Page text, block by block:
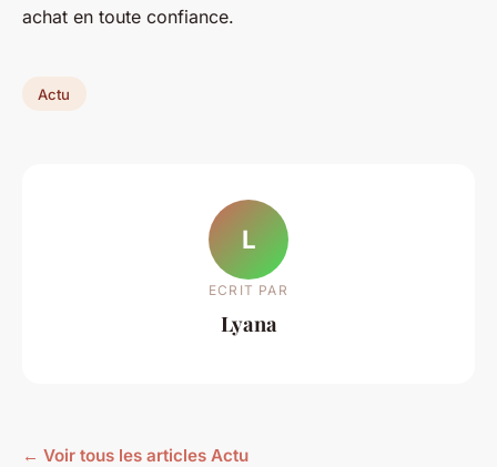
achat en toute confiance.
Actu
L
ECRIT PAR
Lyana
← Voir tous les articles Actu